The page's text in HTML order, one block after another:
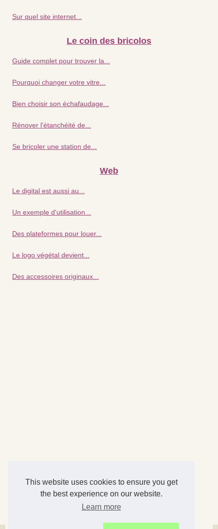
This website uses cookies to ensure you get
the best experience on our website.
Learn more
Sur quel site internet...
Le coin des bricolos
Guide complet pour trouver la...
Pourquoi changer votre vitre...
Bien choisir son échafaudage...
Rénover l'étanchéité de...
Se bricoler une station de...
Web
Le digital est aussi au...
Un exemple d'utilisation...
Des plateformes pour louer...
Le logo végétal devient...
Des accessoires originaux...